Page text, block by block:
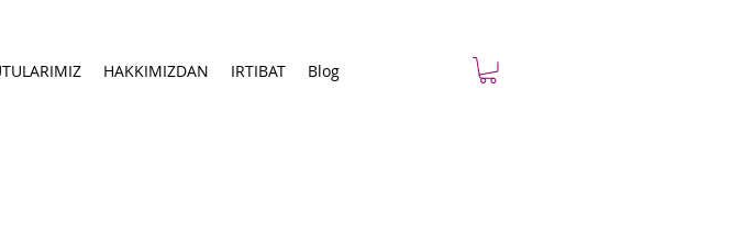
HAKKIMIZDAN IRTIBAT Blog